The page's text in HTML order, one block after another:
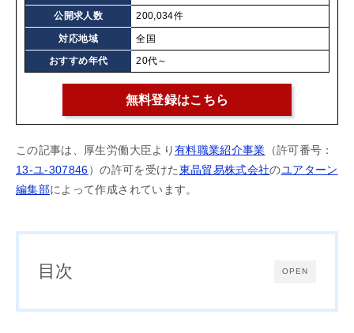
公開求人数 200,034件
対応地域 全国
おすすめ年代 20代～
無料登録はこちら
この記事は、厚生労働大臣より有料職業紹介事業 （許可番号：
13-ユ-307846）の許可を受けた東晶貿易株式会社のユアターン
編集部によって作成されています。
OPEN
目次